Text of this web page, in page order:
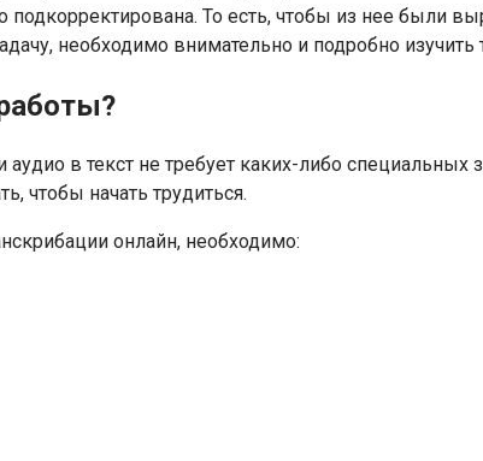
подкорректирована. То есть, чтобы из нее были
необходимо внимательно и подробно
в текст не требует каких-либо
чтобы начать трудиться.
онлайн, необходимо: